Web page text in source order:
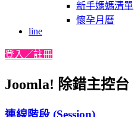
新手媽媽清單
懷孕月曆
line
登入／註冊
Joomla! 除錯主控台
連線階段 (Session)